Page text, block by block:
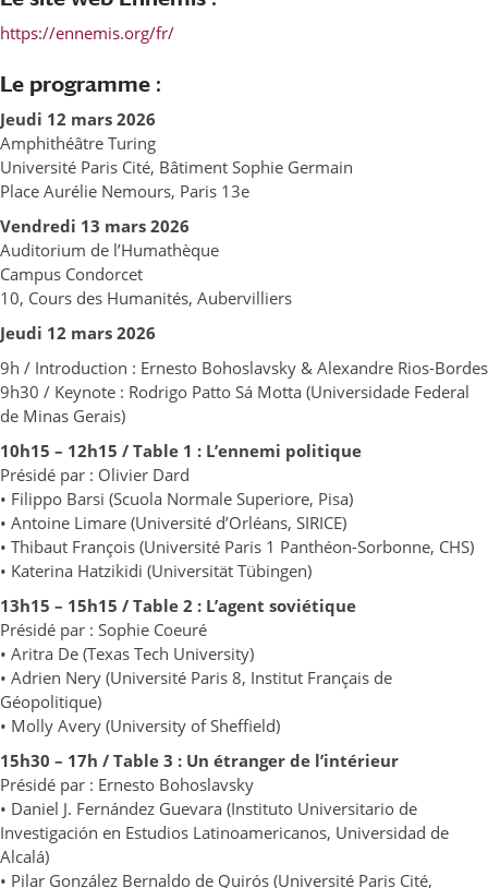
https://ennemis.org/fr/
Le programme :
Jeudi 12 mars 2026
Amphithéâtre Turing
Université Paris Cité, Bâtiment Sophie Germain
Place Aurélie Nemours, Paris 13e
Vendredi 13 mars 2026
Auditorium de l’Humathèque
Campus Condorcet
10, Cours des Humanités, Aubervilliers
Jeudi 12 mars 2026
9h / Introduction : Ernesto Bohoslavsky & Alexandre Rios-Bordes
9h30 / Keynote : Rodrigo Patto Sá Motta (Universidade Federal
de Minas Gerais)
10h15 – 12h15 / Table 1 : L’ennemi politique
Présidé par : Olivier Dard
• Filippo Barsi (Scuola Normale Superiore, Pisa)
• Antoine Limare (Université d’Orléans, SIRICE)
• Thibaut François (Université Paris 1 Panthéon-Sorbonne, CHS)
• Katerina Hatzikidi (Universität Tübingen)
13h15 – 15h15 / Table 2 : L’agent soviétique
Présidé par : Sophie Coeuré
• Aritra De (Texas Tech University)
• Adrien Nery (Université Paris 8, Institut Français de
Géopolitique)
• Molly Avery (University of Sheffield)
15h30 – 17h / Table 3 : Un étranger de l’intérieur
Présidé par : Ernesto Bohoslavsky
• Daniel J. Fernández Guevara (Instituto Universitario de
Investigación en Estudios Latinoamericanos, Universidad de
Alcalá)
• Pilar González Bernaldo de Quirós (Université Paris Cité,